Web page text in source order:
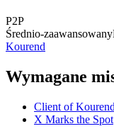
P2P
Średnio-zaawansowany
Kourend
Wymagane
Client of Kourend
X Marks the Spot